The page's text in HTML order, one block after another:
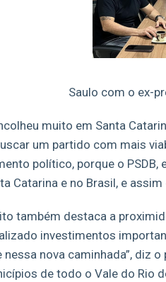
Saulo com o ex-
muito em Santa
um partido com mais
político, porque o PSDB,
Catarina e no Brasil, e
também destaca a
investimentos
nessa nova caminhada”, diz
de todo o Vale do Rio